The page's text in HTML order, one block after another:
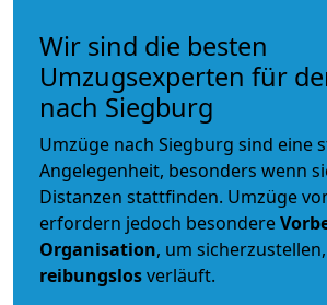
Wir sind die besten
Umzugsexperten für
nach Siegburg
Umzüge nach Siegburg sind eine
Angelegenheit, besonders wenn
Distanzen stattfinden. Umzüge
erfordern jedoch besondere
Organisation, um
reibungslosverläuft.